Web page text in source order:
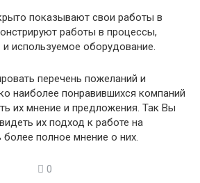
показывают свои работы в
работы в процессы,
используемое оборудование.
перечень пожеланий и
наиболее понравившихся компаний
их мнение и предложения. Так Вы
их подход к работе на
более полное мнение о них.
0